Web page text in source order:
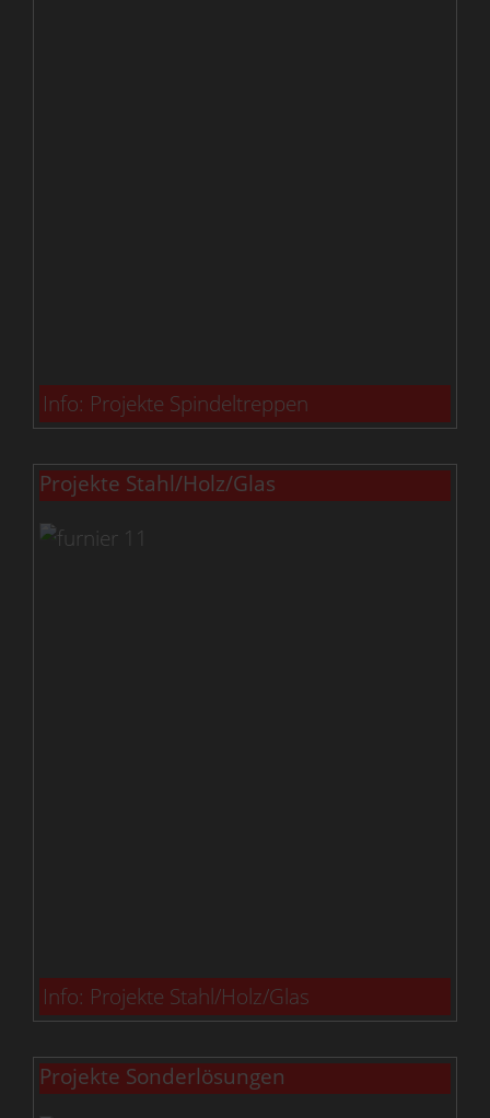
Info: Projekte Spindeltreppen
Projekte Stahl/Holz/Glas
Info: Projekte Stahl/Holz/Glas
Projekte Sonderlösungen